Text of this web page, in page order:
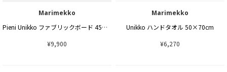
Marimekko
Pieni Unikko ファブリックボード 45×45cm
¥9,900
Marimekko
Unikko ハンドタオル 50×70cm
¥6,270